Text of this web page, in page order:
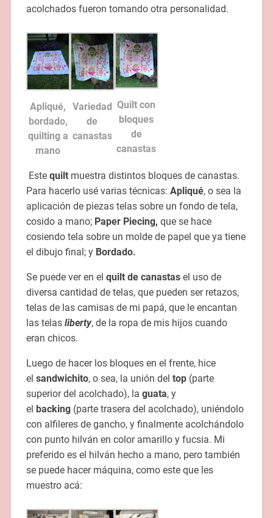
acolchados fueron tomando otra personalidad.
Apliqué,
bordado,
quilting a
mano
Variedad
de
canastas
Quilt con
bloques
de
canastas
Este quiltmuestra distintos bloques de canastas.
Para hacerlo usé varias técnicas: Apliqué, o sea la
aplicación de piezas telas sobre un fondo de tela,
cosido a mano; Paper Piecing, que se hace
cosiendo tela sobre un molde de papel que ya tiene
el dibujo final; y Bordado.
Se puede ver en el quilt de canastasel uso de
diversa cantidad de telas, que pueden ser retazos,
telas de las camisas de mi papá, que le encantan
las telas liberty, de la ropa de mis hijos cuando
eran chicos.
Luego de hacer los bloques en el frente, hice
el sandwichito, o sea, la unión del top (parte
superior del acolchado), la guata, y
el backing (parte trasera del acolchado), uniéndolo
con alfileres de gancho, y finalmente acolchándolo
con punto hilván en color amarillo y fucsia. Mi
preferido es el hilván hecho a mano, pero también
se puede hacer máquina, como este que les
muestro acá: